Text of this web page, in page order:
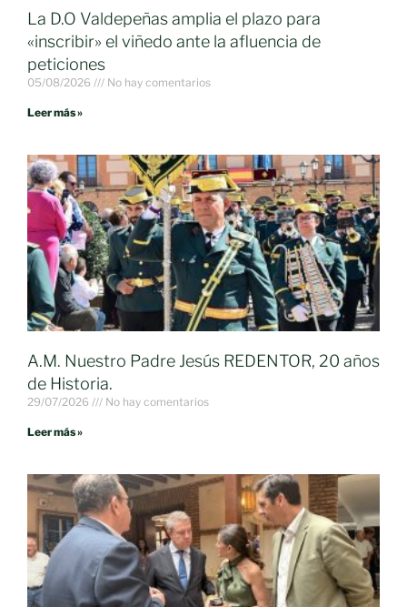
La D.O Valdepeñas amplia el plazo para
«inscribir» el viñedo ante la afluencia de
peticiones
05/08/2026 No hay comentarios
Leer más »
A.M. Nuestro Padre Jesús REDENTOR, 20 años
de Historia.
29/07/2026 No hay comentarios
Leer más »